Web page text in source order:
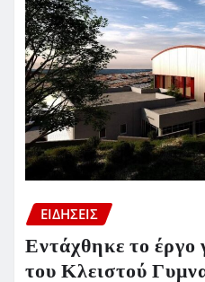
ΕΙΔΗΣΕΙΣ
Εντάχθηκε το έργο
του Κλειστού